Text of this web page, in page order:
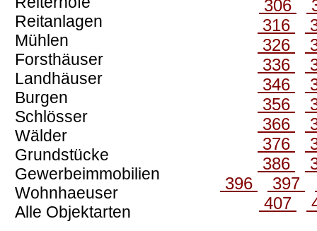
Reitanlagen
Mühlen
Forsthäuser
Landhäuser
Burgen
Schlösser
Wälder
Grundstücke
Gewerbeimmobilien
Wohnhaeuser
Alle Objektarten
306
316
326
336
346
356
366
376
386
396
397
407